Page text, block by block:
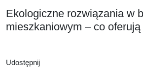
Ekologiczne rozwiązania w
mieszkaniowym – co
Udostępnij